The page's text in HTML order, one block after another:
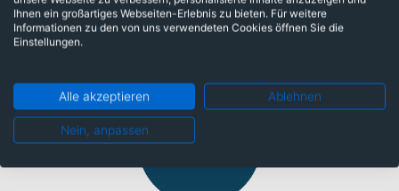
Währungen
Ihnen ein großartiges Webseiten-Erlebnis zu bieten. Für weitere
Informationen zu den von uns verwendeten Cookies öffnen Sie die
Einstellungen.
Alle akzeptieren Ablehnen
Nein, anpassen